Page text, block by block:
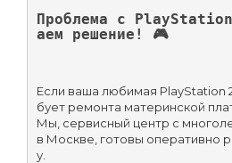
Проблема с
аем решение! 🎮
Если ваша любимая PlayStation
бует ремонта материнской
Мы, сервисный центр с
в Москве, готовы оперативно
у.